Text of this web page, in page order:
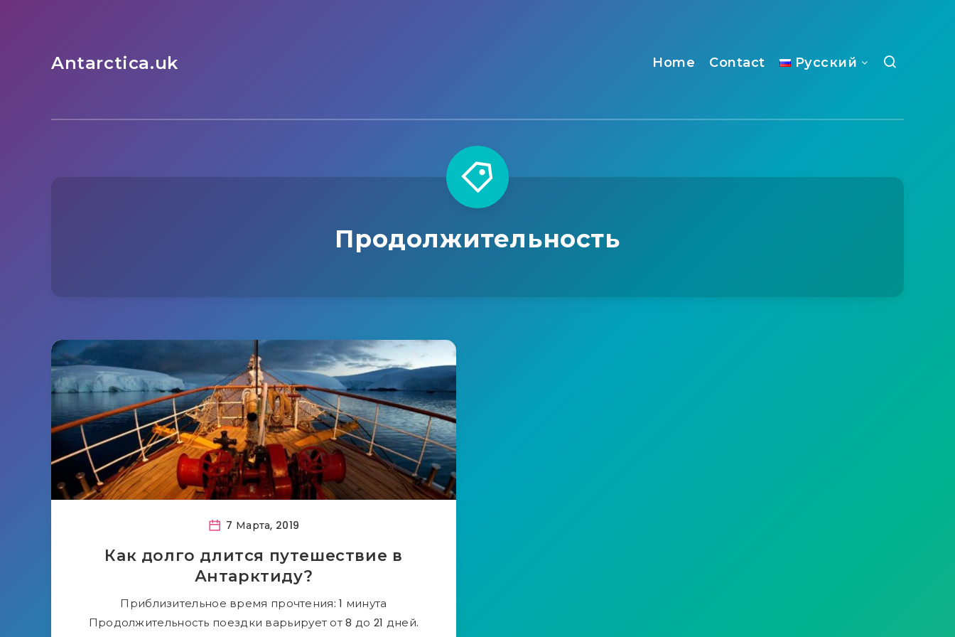
Antarctica.uk Home Contact Русский
Продолжительность
7 Марта, 2019
Как долго длится путешествие в
Антарктиду?
Приблизительное время прочтения: 1 минута
Продолжительность поездки варьирует от 8 до 21 дней.